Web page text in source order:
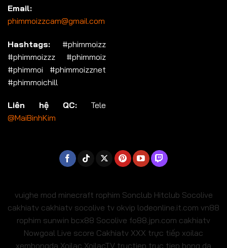
Email:
phimmoizzcam@gmail.com
Hashtags: #phimmoizz
#phimmoizzz #phimmoiz
#phimmoi #phimmoizznet
#phimmoichill
Liên hệ QC: Tele
@MaiBinhKim
vuighe mod minecraft rophim Sonclub Hitclub Socolive
cakhiatv cakhiatv socolive tv okvip lodeonline.it.com vn88
rophim sunwin bcx88 Socolive fo88.jpn.com cakhiatv
Nowgoal Live score Cakhiatv XXX trực tiếp xoilac
xembongda Xoilac XoilacTV tructiep truc tiep bong da